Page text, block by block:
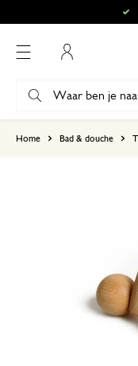
Home Bad & douche